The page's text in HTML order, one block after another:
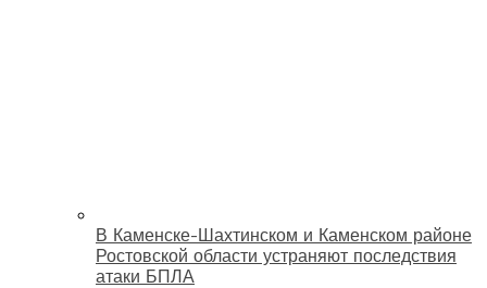
В Каменске-Шахтинском и Каменском районе
Ростовской области устраняют последствия
атаки БПЛА